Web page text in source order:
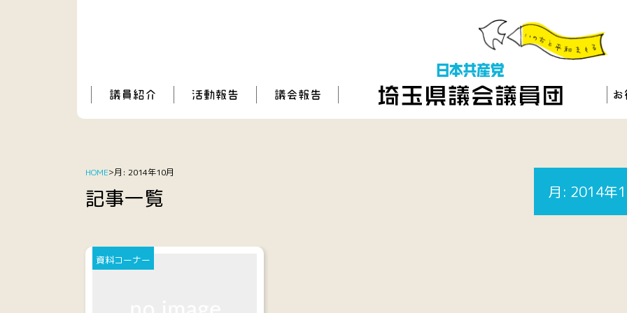
HOME 月: 2014年10月
月: 2014年
記事一覧
資料コーナー